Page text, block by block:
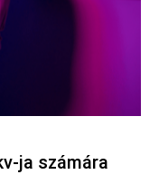
ja számára